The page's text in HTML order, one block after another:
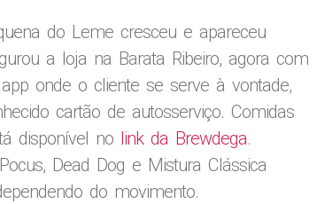
do Leme cresceu e apareceu
a loja na Barata Ribeiro, agora com
onde o cliente se serve à vontade,
cartão de autosserviço. Comidas
disponível no link da Brewdega.
Dead Dog e Mistura Clássica
do movimento.